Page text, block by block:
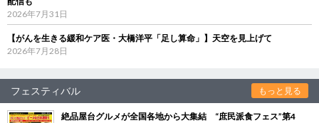
2026年7月31日
【がんを生きる緩和ケア医・大橋洋平「足し算命」】天空を見上げて
2026年7月28日
フェスティバル もっと見る
絶品屋台グルメが全国各地から大集結 “庶民派食フェス”第4